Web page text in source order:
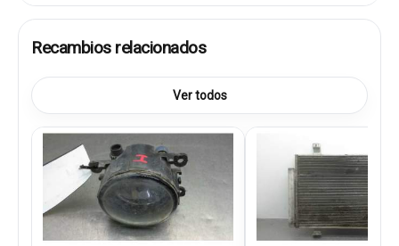
Recambios relacionados
Ver todos